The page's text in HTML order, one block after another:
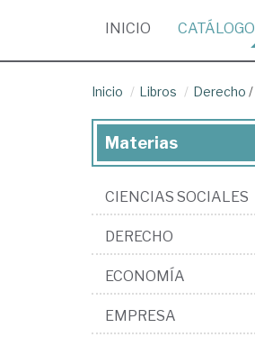
INICIO (CURRENT)
CATÁLOGO
Inicio Libros Derecho /
Materias
CIENCIAS SOCIALES
DERECHO
ECONOMÍA
EMPRESA